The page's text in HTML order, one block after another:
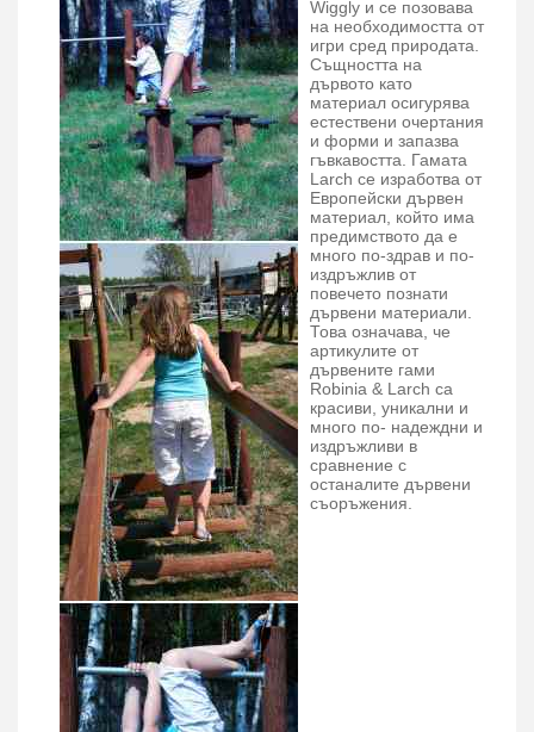
За нас +
Контакт
Заявка на каталог
LarsLaj Worldwide
Lars Laj on Facebook
Wiggly и се позовава
на необходимостта от
игри сред природата.
Същността на
дървото като
материал осигурява
естествени очертания
и форми и запазва
гъвкавостта. Гамата
Larch се изработва от
Европейски дървен
материал, който има
предимството да е
много по-здрав и по-
издръжлив от
повечето познати
дървени материали.
Това означава, че
артикулите от
дървените гами
Robinia & Larch са
красиви, уникални и
много по- надеждни и
издръжливи в
сравнение с
останалите дървени
съоръжения.